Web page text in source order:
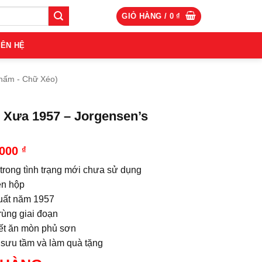
GIỎ HÀNG / 0₫
HỆ
- Chữ Xéo)
1957 – Jorgensen’s
₫
tình trạng mới chưa sử dụng
hộp
năm 1957
giai đoạn
ăn mòn phủ sơn
tầm và làm quà tặng